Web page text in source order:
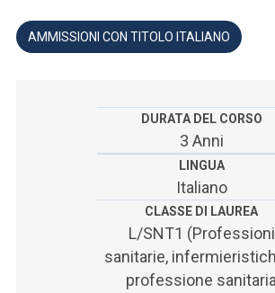
Ricerca
ACCEDI ALLA MAIL ICATT
SEI UN DOCENTE O UN MEMBRO DELLO STAFF
ACCEDI A CLOUDMAIL
AMMISSIONI CON TITOLO ITALIANO
DURATA DEL CORSO
3 Anni
LINGUA
Italiano
CLASSE DI LAUREA
L/SNT1 (Professioni
sanitarie,
professione sanitaria